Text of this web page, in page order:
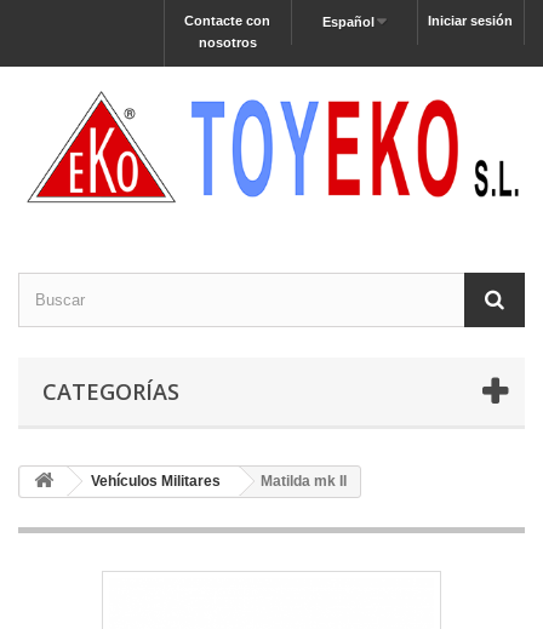
Iniciar sesión
Español
Contacte con
nosotros
CATEGORÍAS
Vehículos Militares Matilda mk II